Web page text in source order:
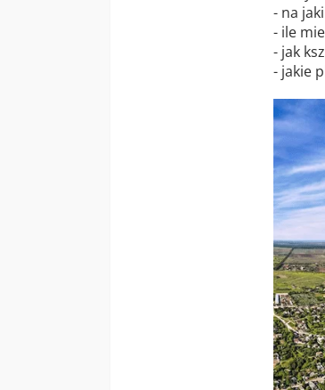
- na
- ile
- jak
- jakie